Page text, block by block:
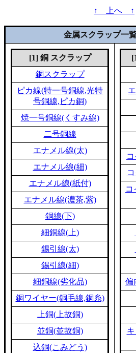
↑ 上へ ↑
金属スクラップ一
[1] 銅 スクラップ
銅スクラップ
ピカ線(特一号銅線,光特
号銅線,ピカ銅)
焼一号銅線(くすみ線)
二号銅線
エナメル線(太)
エナメル線(細)
エナメル線(紙付)
エナメル線(濃茶,紫)
銅線(下)
細銅線(上)
錫引線(太)
錫引線(細)
細銅線(劣化品)
銅ワイヤー(銅毛線,銅糸)
上銅(上故銅)
並銅(並故銅)
込銅(こみどう)
コ
偏